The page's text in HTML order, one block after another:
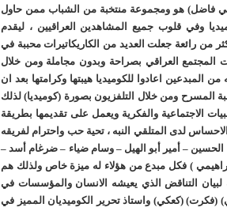
فاضل) هو ومجموعة منتخبة من الشباب ممن حاول
وفي قلوب جميع المشاهدين العراقيين ، ليقدم
من رائعة جعلت العديد من الكاريكاتيرات محببة في
المجتمع العراقي بصراحة وبدون مجاملة ومن خلال
اعادوا للكوميديا هيبتها وكرامتها بعد ان
المسرح ومن خلال التلفزيون بصورة (كوميديا) لذلك
الاجتماعية والفكرية ويعمل على تقديمها بطريقة
لدى المتلقي النبه ، تحية حب واحترام لفريقه
– أمير أبو الهيل – وسام ضياء – ضرغام أسد –
) فكل مبدع من هؤلاء له ميزة خاص ولذلك هم
لبيان التناقض الذي يعيشه الانسان والمؤسسات في
(كعكي) واستاذ تحرير الكوميديان المميز في